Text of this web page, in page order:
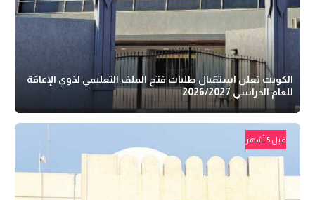
الكويت تعلن استقبال طلبات فتح الملف التعليمي لذوي الإعاقة
للعام الدراسي 2026/2027
قبل 5 أشهر